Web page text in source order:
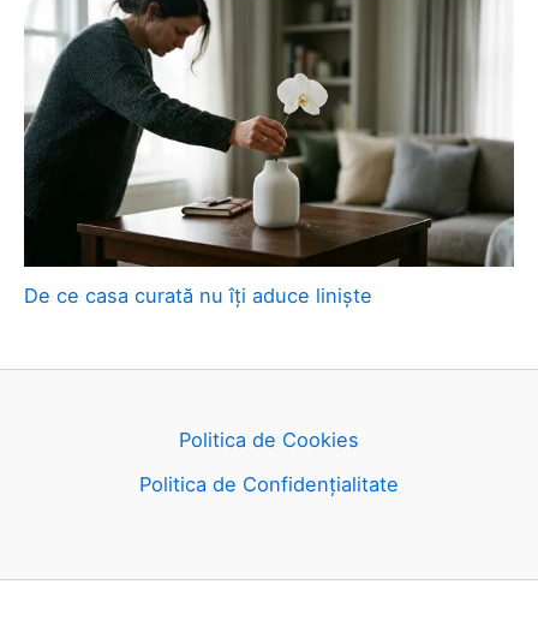
De ce casa curată nu îți aduce liniște
Politica de Cookies
Politica de Confidențialitate